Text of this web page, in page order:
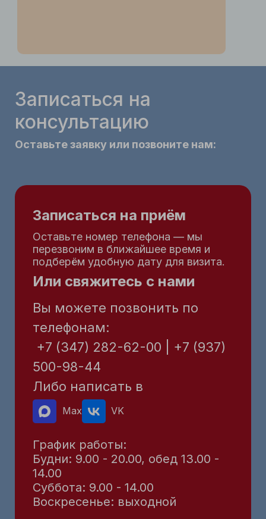
Записаться на
консультацию
Оставьте заявку или позвоните нам:
Записаться на приём
Оставьте номер телефона — мы
перезвоним в ближайшее время и
подберём удобную дату для визита.
Или свяжитесь с нами
Вы можете позвонить по
телефонам:
+7 (347) 282-62-00 | +7 (937)
500-98-44
Либо написать в
Max VK
График работы:
Будни: 9.00 - 20.00, обед 13.00 -
14.00
Суббота: 9.00 - 14.00
Воскресенье: выходной